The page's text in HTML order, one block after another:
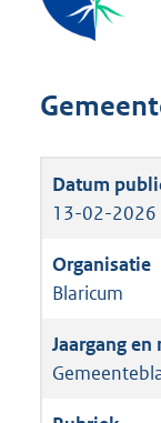
13-02-2026
Blaricum